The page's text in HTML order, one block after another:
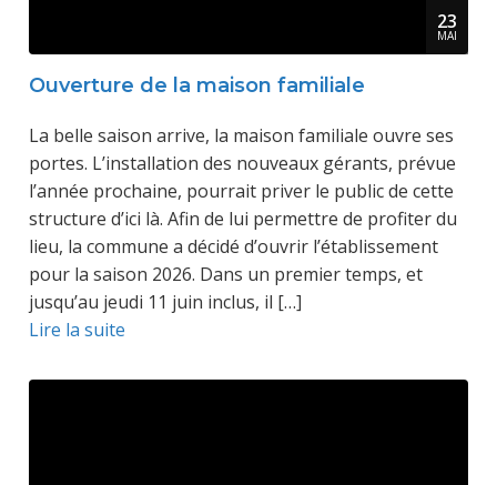
23
MAI
Ouverture de la maison familiale
La belle saison arrive, la maison familiale ouvre ses
portes. L’installation des nouveaux gérants, prévue
l’année prochaine, pourrait priver le public de cette
structure d’ici là. Afin de lui permettre de profiter du
lieu, la commune a décidé d’ouvrir l’établissement
pour la saison 2026. Dans un premier temps, et
jusqu’au jeudi 11 juin inclus, il […]
Lire la suite